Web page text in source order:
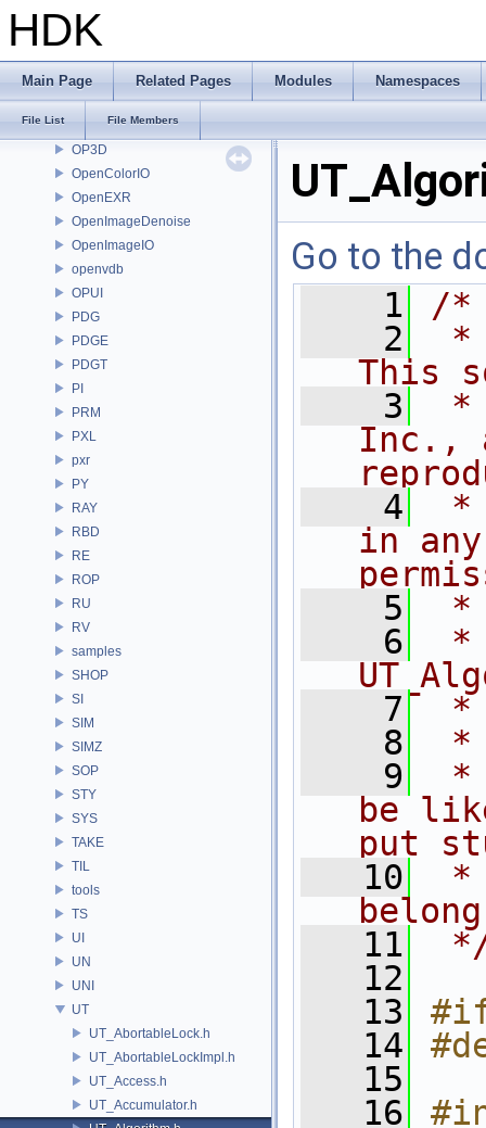
HDK
Main Page Related Pages Modules Namespaces
File List File Members
NET
OH
onnxruntime
OP3D
OpenColorIO
OpenEXR
OpenImageDenoise
OpenImageIO
openvdb
OPUI
PDG
PDGE
PDGT
PI
PRM
PXL
pxr
PY
RAY
RBD
RE
ROP
RU
RV
samples
SHOP
SI
SIM
SIMZ
SOP
STY
SYS
TAKE
TIL
tools
TS
UI
UN
UNI
UT
UT_AbortableLock.h
UT_AbortableLockImpl.h
UT_Access.h
UT_Accumulator.h
Go to the
    1
/*
    2
*
This
    3
*
Inc.,
    4
*
in
    5
*
    6
*
    7
*
    8
*
    9
*
be
put
   10
*
   11
   12
   13
   14
   15
   16